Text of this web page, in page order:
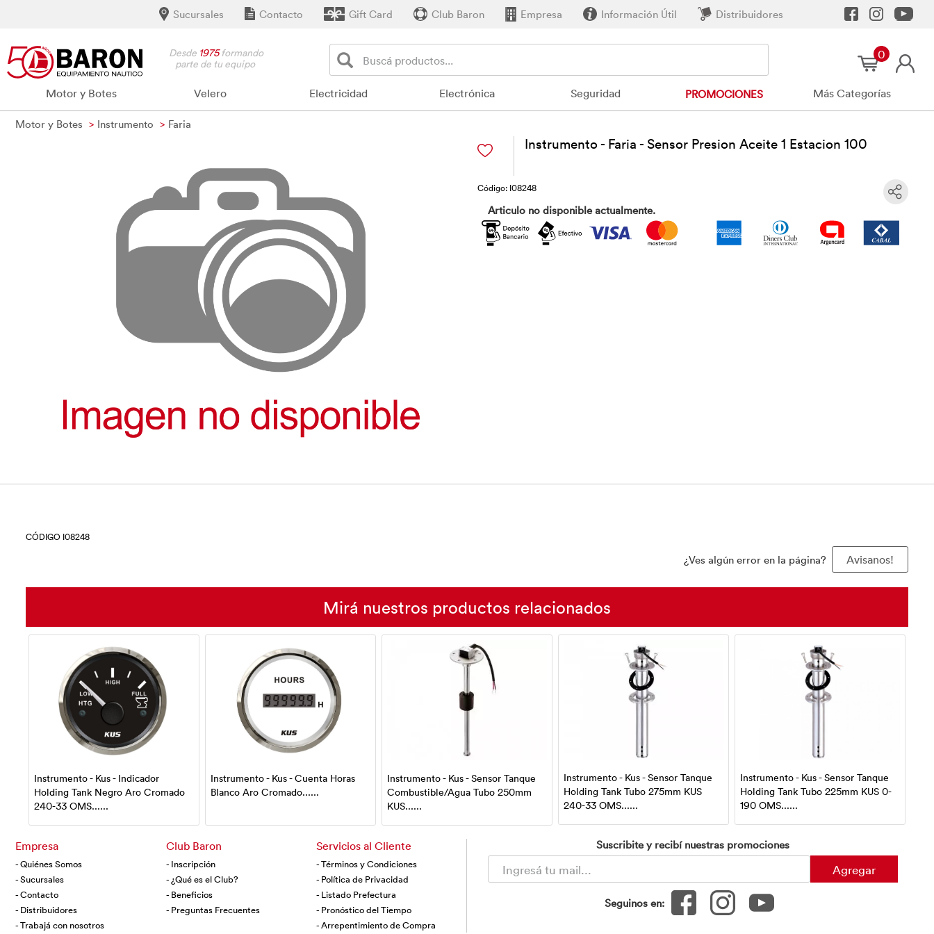
Distribuidores
Información Útil
Empresa
Club Baron
Gift Card
Contacto
Sucursales
Desde 1975formando
parte de tu equipo
0
Motor y Botes Velero Electricidad Electrónica Seguridad PROMOCIONES Más Categorías
Motor y Botes Instrumento Faria
Instrumento - Faria - Sensor Presion Aceite 1 Estacion 100
Código: I08248
Articulo no disponible actualmente.
CÓDIGO I08248
¿Ves algún error en la página? Avisanos!
Mirá nuestros productos relacionados
Instrumento - Kus - Indicador
Holding Tank Negro Aro Cromado
240-33 OMS......
Instrumento - Kus - Cuenta Horas
Blanco Aro Cromado......
Instrumento - Kus - Sensor Tanque
Combustible/Agua Tubo 250mm
KUS......
Instrumento - Kus - Sensor Tanque
Holding Tank Tubo 275mm KUS
240-33 OMS......
Instrumento - Kus - Sensor Tanque
Holding Tank Tubo 225mm KUS 0-
190 OMS......
Empresa
- Quiénes Somos
- Sucursales
- Contacto
- Distribuidores
- Trabajá con nosotros
Club Baron
- Inscripción
- ¿Qué es el Club?
- Beneficios
- Preguntas Frecuentes
Servicios al Cliente
- Términos y Condiciones
- Política de Privacidad
- Listado Prefectura
- Pronóstico del Tiempo
- Arrepentimiento de Compra
Suscribite y recibí nuestras promociones
Agregar
Seguinos en: